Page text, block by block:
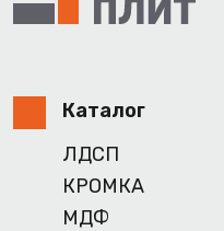
Каталог
ЛДСП
КРОМКА
МДФ